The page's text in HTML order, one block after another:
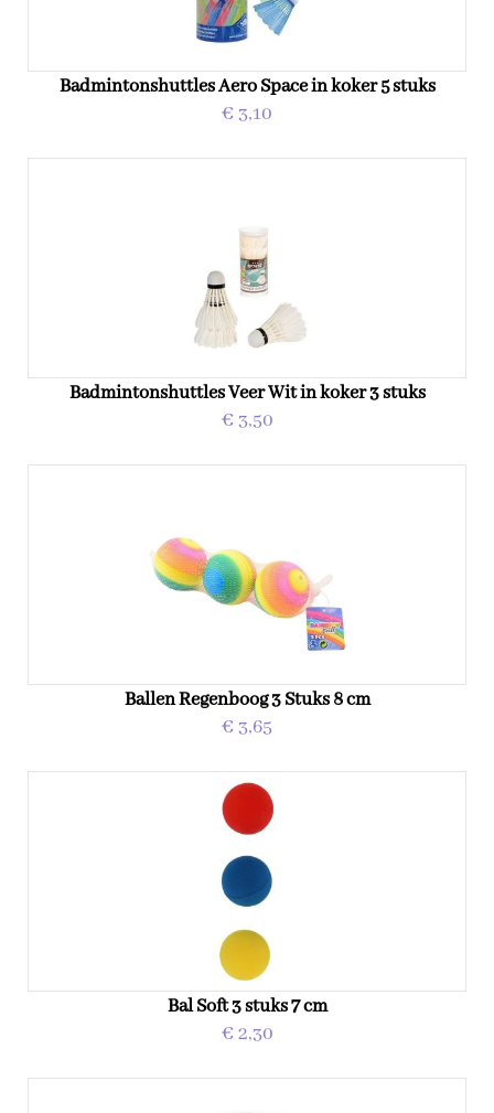
Badmintonshuttles Aero Space in koker 5 stuks
€ 3,10
Badmintonshuttles Veer Wit in koker 3 stuks
€ 3,50
Ballen Regenboog 3 Stuks 8 cm
€ 3,65
Bal Soft 3 stuks 7 cm
€ 2,30